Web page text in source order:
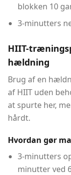
blokken 10
3-minutters
HIIT-
hældning
Brug af en
af ​​HIIT uden
at spurte her,
hårdt.
Hvordan gør
3-minutters
minutter ved